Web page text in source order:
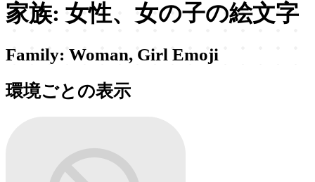
家族: 女性、女の子の絵文字
Family: Woman, Girl Emoji
環境ごとの表示